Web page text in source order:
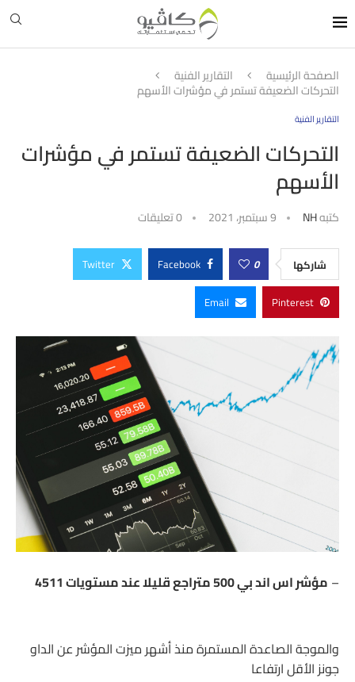
الصفحة الرئيسية التقارير الفنية
التحركات الضعيفة تستمر في مؤشرات الأسهم
التقارير الفنية
التحركات الضعيفة تستمر في مؤشرات
الأسهم
كتبهNH 9 سبتمبر، 2021 0 تعليقات
شاركها 0
Facebook
Twitter
Pinterest
Email
– مؤشر اس اند بي 500 متراجع قليلا عند مستويات 4511
والموجة الصاعدة المستمرة منذ أشهر ميزت المؤشر عن الداو
جونز الأقل ارتفاعا